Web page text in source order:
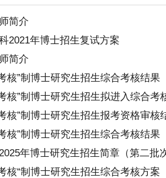
简介
2021年博士招生复试方案
简介
核”制博士研究生招生综合考核结果
核”制博士研究生招生拟进入综合考
核”制博士研究生招生报考资格审核
核”制博士研究生招生综合考核结果
年博士研究生招生简章（第二批
核“制博士研究生招生综合考核方案